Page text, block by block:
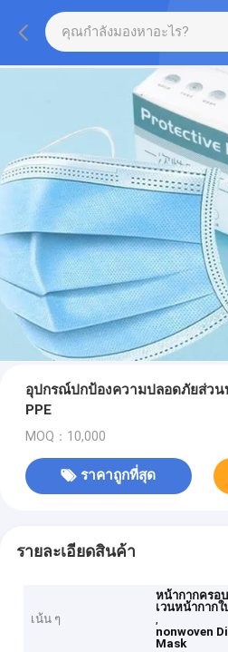
อุปกรณ์ปกป้องความปลอดภัยส่ว
PPE
MOQ：10,000
ราคาถูกที่สุด
รายละเอียดสินค้า
เน้น ๆ
หน้ากากครอ
เวนหน้ากาก
,
nonwoven
Mask